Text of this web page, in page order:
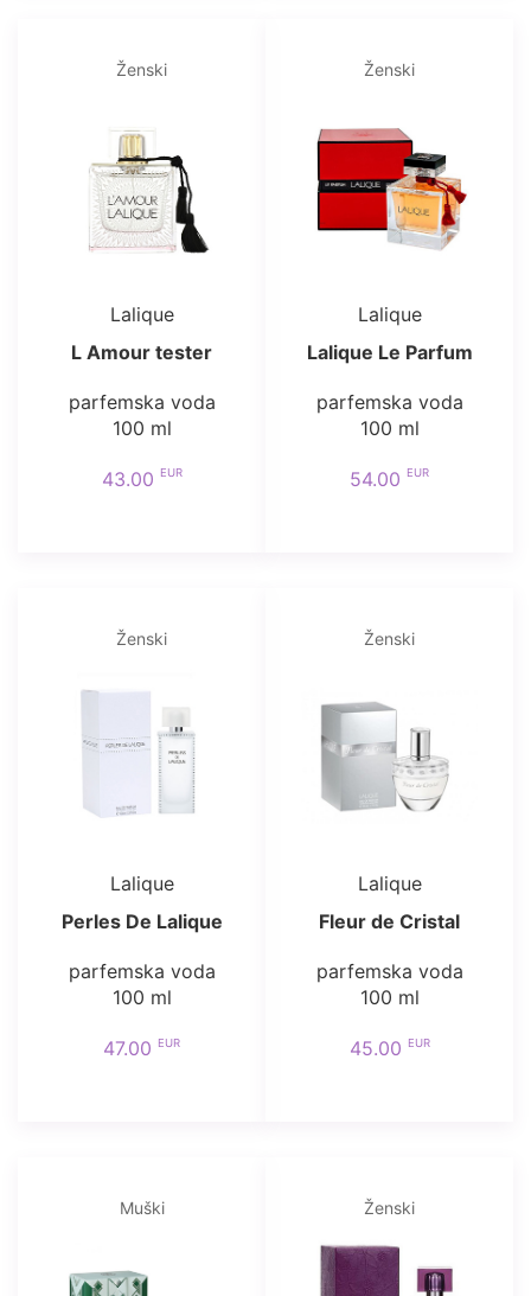
Ženski
Lalique
L Amour tester
parfemska voda
100 ml
43.00 EUR
Ženski
Lalique
Lalique Le Parfum
parfemska voda
100 ml
54.00 EUR
Ženski
Lalique
Perles De Lalique
parfemska voda
100 ml
47.00 EUR
Ženski
Lalique
Fleur de Cristal
parfemska voda
100 ml
45.00 EUR
Muški Ženski